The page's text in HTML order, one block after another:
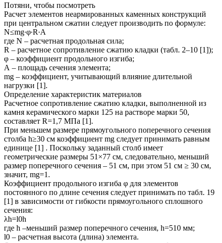
Потяни, чтобы посмотреть
Расчет элементов неармированных каменных конструкций
при центральном сжатии следует производить по формуле:
N≤mg∙φ∙R∙A
где N – расчетная продольная сила;
R – расчетное сопротивление сжатию кладки (табл. 2–10 [1]);
φ – коэффициент продольного изгиба;
А – площадь сечения элемента;
mg – коэффициент, учитывающий влияние длительной
нагрузки [1].
Определение характеристик материалов
Расчетное сопротивление сжатию кладки, выполненной из
камня керамического марки 125 на растворе марки 50,
составляет R=1,7 МПа [1].
При меньшем размере прямоугольного поперечного сечения
столба h≥30 см коэффициент mg следует принимать равным
единице [1] . Поскольку заданный столб имеет
геометрические размеры 51×77 см, следовательно, меньший
размер поперечного сечения – 51 см, при этом 51 см ≥ 30 см,
значит, mg=1.
Коэффициент продольного изгиба φ для элементов
постоянного по длине сечения следует принимать по табл. 19
[1] в зависимости от гибкости прямоугольного сплошного
сечения:
λh=l0h
где h –меньший размер поперечного сечения, h=510 мм;
l0 – расчетная высота (длина) элемента.